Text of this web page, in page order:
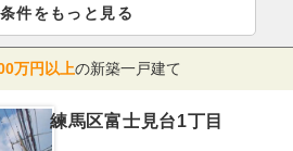
件をもっと見る
万円以上の新築一戸建て
練馬区富士見台1丁目